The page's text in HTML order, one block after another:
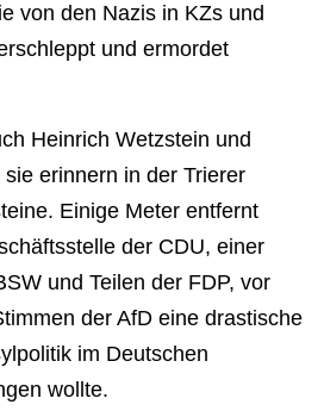
von den Nazis in KZs und
und ermordet
Heinrich Wetzstein und
erinnern in der Trierer
Einige Meter entfernt
der CDU, einer
und Teilen der FDP, vor
der AfD eine drastische
im Deutschen
wollte.